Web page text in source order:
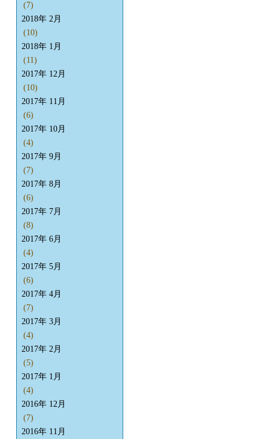
(7)
2018年 2月
(10)
2018年 1月
(11)
2017年 12月
(10)
2017年 11月
(6)
2017年 10月
(4)
2017年 9月
(7)
2017年 8月
(6)
2017年 7月
(8)
2017年 6月
(4)
2017年 5月
(6)
2017年 4月
(7)
2017年 3月
(4)
2017年 2月
(5)
2017年 1月
(4)
2016年 12月
(7)
2016年 11月